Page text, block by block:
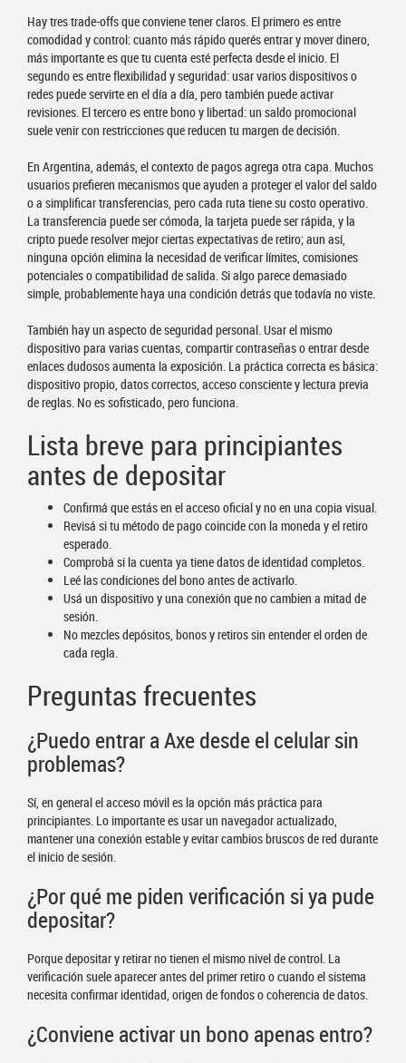
Hay tres trade-offs que conviene tener claros. El primero es entre
comodidad y control: cuanto más rápido querés entrar y mover dinero,
más importante es que tu cuenta esté perfecta desde el inicio. El
segundo es entre flexibilidad y seguridad: usar varios dispositivos o
redes puede servirte en el día a día, pero también puede activar
revisiones. El tercero es entre bono y libertad: un saldo promocional
suele venir con restricciones que reducen tu margen de decisión.
En Argentina, además, el contexto de pagos agrega otra capa. Muchos
usuarios prefieren mecanismos que ayuden a proteger el valor del saldo
o a simplificar transferencias, pero cada ruta tiene su costo operativo.
La transferencia puede ser cómoda, la tarjeta puede ser rápida, y la
cripto puede resolver mejor ciertas expectativas de retiro; aun así,
ninguna opción elimina la necesidad de verificar límites, comisiones
potenciales o compatibilidad de salida. Si algo parece demasiado
simple, probablemente haya una condición detrás que todavía no viste.
También hay un aspecto de seguridad personal. Usar el mismo
dispositivo para varias cuentas, compartir contraseñas o entrar desde
enlaces dudosos aumenta la exposición. La práctica correcta es básica:
dispositivo propio, datos correctos, acceso consciente y lectura previa
de reglas. No es sofisticado, pero funciona.
Lista breve para principiantes
antes de depositar
Confirmá que estás en el acceso oficial y no en una copia visual.
Revisá si tu método de pago coincide con la moneda y el retiro
esperado.
Comprobá si la cuenta ya tiene datos de identidad completos.
Leé las condiciones del bono antes de activarlo.
Usá un dispositivo y una conexión que no cambien a mitad de
sesión.
No mezcles depósitos, bonos y retiros sin entender el orden de
cada regla.
Preguntas frecuentes
¿Puedo entrar a Axe desde el celular sin
problemas?
Sí, en general el acceso móvil es la opción más práctica para
principiantes. Lo importante es usar un navegador actualizado,
mantener una conexión estable y evitar cambios bruscos de red durante
el inicio de sesión.
¿Por qué me piden verificación si ya pude
depositar?
Porque depositar y retirar no tienen el mismo nivel de control. La
verificación suele aparecer antes del primer retiro o cuando el sistema
necesita confirmar identidad, origen de fondos o coherencia de datos.
¿Conviene activar un bono apenas entro?